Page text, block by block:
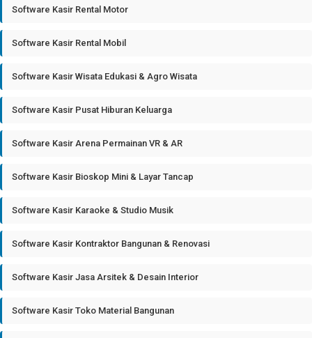
Software Kasir Rental Motor
Software Kasir Rental Mobil
Software Kasir Wisata Edukasi & Agro Wisata
Software Kasir Pusat Hiburan Keluarga
Software Kasir Arena Permainan VR & AR
Software Kasir Bioskop Mini & Layar Tancap
Software Kasir Karaoke & Studio Musik
Software Kasir Kontraktor Bangunan & Renovasi
Software Kasir Jasa Arsitek & Desain Interior
Software Kasir Toko Material Bangunan